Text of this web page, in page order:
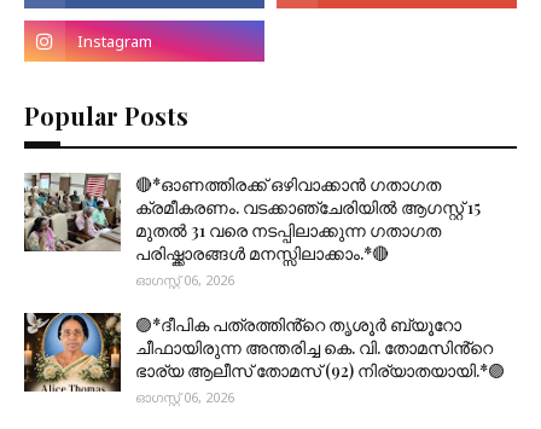
Popular Posts
🔴*ഓണത്തിരക്ക് ഒഴിവാക്കാൻ ഗതാഗത
ക്രമീകരണം. വടക്കാഞ്ചേരിയിൽ ആഗസ്റ്റ് 15
മുതല്‍ 31 വരെ നടപ്പിലാക്കുന്ന ഗതാഗത
പരിഷ്ക്കാരങ്ങൾ മനസ്സിലാക്കാം.*🔴
ഓഗസ്റ്റ് 06, 2026
🟣*ദീപിക പത്രത്തിൻ്റെ തൃശൂർ ബ്യൂറോ
ചീഫായിരുന്ന അന്തരിച്ച കെ. വി. തോമസിൻ്റെ
ഭാര്യ ആലീസ് തോമസ് (92) നിര്യാതയായി.*🟣
ഓഗസ്റ്റ് 06, 2026